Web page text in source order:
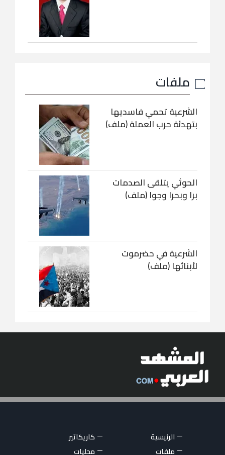
ملفات
الشرعية تحمي فاسديها
بتهدئة حرب العملة (ملف)
الحوثي يتلقى الصدمات
برا وبحرا وجوا (ملف)
الشرعية في حضرموت
لأبنائها (ملف)
الرئيسية
كاريكاتير
ملفات
محليات